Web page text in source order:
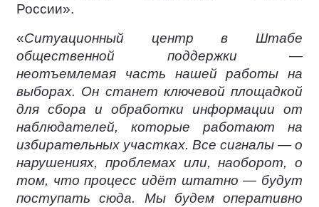
России».
«Ситуационный центр в Штабе
общественной поддержки —
неотъемлемая часть нашей работы на
выборах. Он станет ключевой площадкой
для сбора и обработки информации от
наблюдателей, которые работают на
избирательных участках. Все сигналы — о
нарушениях, проблемах или, наоборот, о
том, что процесс идёт штатно — будут
поступать сюда. Мы будем оперативно